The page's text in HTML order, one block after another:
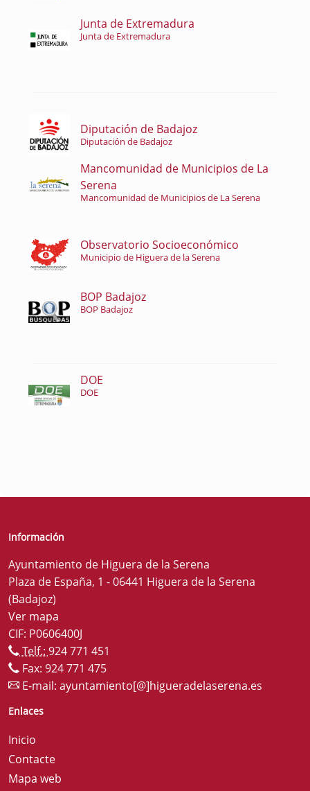
Junta de Extremadura
Junta de Extremadura
Diputación de Badajoz
Diputación de Badajoz
Mancomunidad de Municipios de La
Serena
Mancomunidad de Municipios de La Serena
Observatorio Socioeconómico
Municipio de Higuera de la Serena
BOP Badajoz
BOP Badajoz
DOE
DOE
Información
Ayuntamiento de Higuera de la Serena
Plaza de España, 1 - 06441 Higuera de la Serena
(Badajoz)
Ver mapa
CIF: P0606400J
Telf.: 924 771 451
Fax: 924 771 475
E-mail: ayuntamiento[@]higueradelaserena.es
Enlaces
Inicio
Contacte
Mapa web